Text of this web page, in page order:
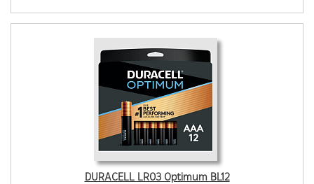
DURACELL LR03 Optimum BL12